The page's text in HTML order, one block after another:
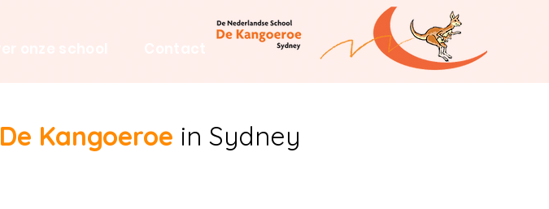
De Kangoeroe in Sydney